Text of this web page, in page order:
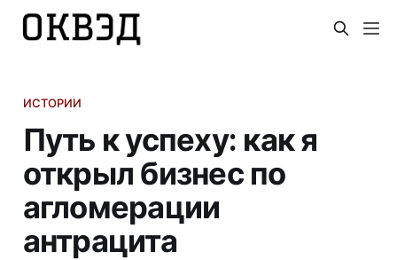
ИСТОРИИ
Путь к успеху: как я
открыл бизнес по
агломерации
антрацита